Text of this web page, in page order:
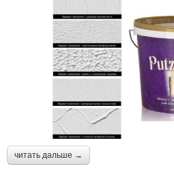
читать дальше →